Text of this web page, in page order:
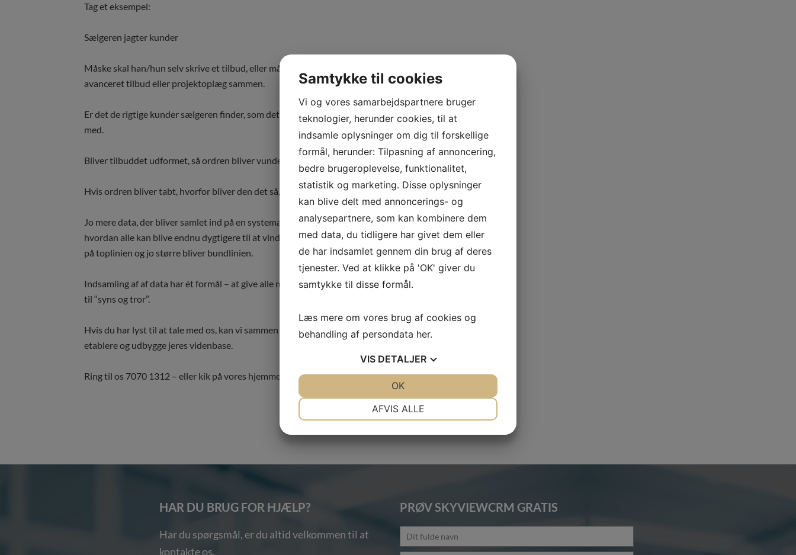
Tag et eksempel:
Sælgeren jagter kunder
Måske skal han/hun selv skrive et tilbud, eller måske skal andre i virksomheden stykke et mere
avanceret tilbud eller projektoplæg sammen.
Er det de rigtige kunder sælgeren finder, som det kan betale sig for virksomheden at arbejde videre
med.
Bliver tilbuddet udformet, så ordren bliver vundet?
Hvis ordren bliver tabt, hvorfor bliver den det så, og hvilken konkurrent har vundet i stedet.
Jo mere data, der bliver samlet ind på en systematisk måde, så de kan bruges til at diskutere,
hvordan alle kan blive endnu dygtigere til at vinde – tæt på hver gang – jo mere omsætning kan ses
på toplinien og jo større bliver bundlinien.
Indsamling af af data har ét formål – at give alle mulighed for at forholde sig til virkeligheden og ikke
til “syns og tror”.
Hvis du har lyst til at tale med os, kan vi sammen med dig finde gode ideer om, hvordan du kan
etablere og udbygge jeres videnbase.
Ring til os 7070 1312 – eller kik på vores hjemmesidewww.skyviewcrm.dk
HAR DU BRUG FOR HJÆLP?
Har du spørgsmål, er du altid velkommen til at
kontakte os.
PRØV SKYVIEWCRM GRATIS
Samtykke til cookies
Vi og vores samarbejdspartnere bruger
teknologier, herunder cookies, til at
indsamle oplysninger om dig til forskellige
formål, herunder: Tilpasning af annoncering,
bedre brugeroplevelse, funktionalitet,
statistik og marketing. Disse oplysninger
kan blive delt med annoncerings- og
analysepartnere, som kan kombinere dem
med data, du tidligere har givet dem eller
de har indsamlet gennem din brug af deres
tjenester. Ved at klikke på 'OK' giver du
samtykke til disse formål.
Læs mere om vores brug af cookies og
behandling af persondata her.
VIS DETALJER
AFVIS ALLE
OK